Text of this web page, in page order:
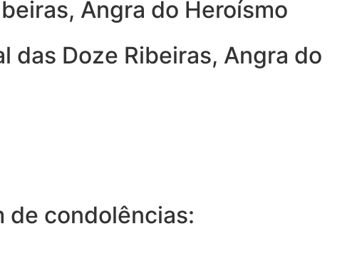
Angra do Heroísmo
das Doze Ribeiras, Angra do
de condolências: